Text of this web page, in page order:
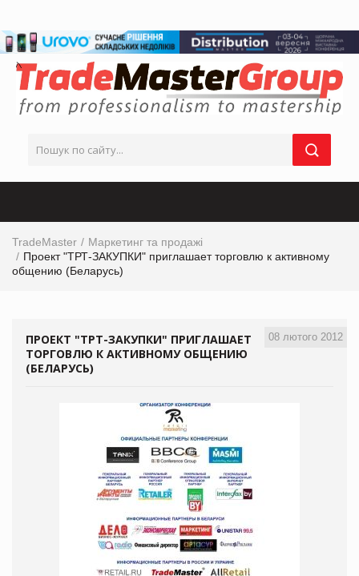
TradeMaster
Маркетинг та продажі
Проект "ТРТ-ЗАКУПКИ" приглашает торговлю к активному
общению (Беларусь)
08 лютого 2012
ПРОЕКТ "ТРТ-ЗАКУПКИ" ПРИГЛАШАЕТ
ТОРГОВЛЮ К АКТИВНОМУ ОБЩЕНИЮ
(БЕЛАРУСЬ)